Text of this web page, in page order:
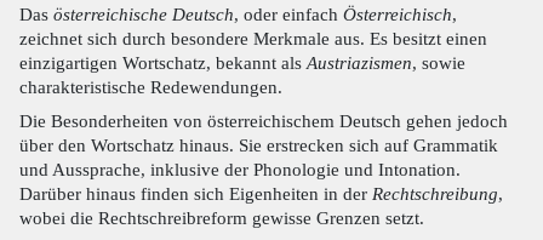
Das österreichische Deutsch, oder einfach Österreichisch,
zeichnet sich durch besondere Merkmale aus. Es besitzt einen
einzigartigen Wortschatz, bekannt als Austriazismen, sowie
charakteristische Redewendungen.
Die Besonderheiten von österreichischem Deutsch gehen jedoch
über den Wortschatz hinaus. Sie erstrecken sich auf Grammatik
und Aussprache, inklusive der Phonologie und Intonation.
Darüber hinaus finden sich Eigenheiten in der Rechtschreibung,
wobei die Rechtschreibreform gewisse Grenzen setzt.